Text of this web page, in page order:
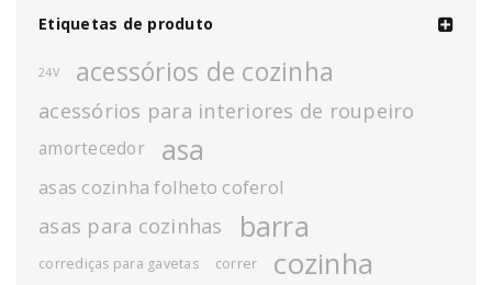
Etiquetas de produto
24V acessórios de cozinha
acessórios para interiores de roupeiro
amortecedor asa
asas cozinha folheto coferol
asas para cozinhas barra
corrediças para gavetas correr cozinha